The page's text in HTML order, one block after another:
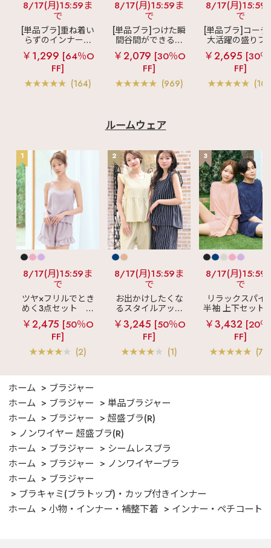
8/17(月)15:59ま
で
[単品ブラ]重ね着い
らずのインナーブ
ラ
リッチバスト
ブラトップ (ワイヤ
ー入り)
￥1,299 [64％O
FF]
(164)
8/17(月)15:59ま
で
[単品ブラ]つけた瞬
間谷間ができるシ
ームレスブラ
超
盛ブラ(R) シームレ
ス 単品ブラジャー
￥2,079 [30％O
FF]
(969)
8/17(月)15:59
で
[単品ブラ]コーデ
大活躍の盛りブ
ショートレン
ス ブラトップ 超
ブラ(R) 単品ブ
ャー
￥2,695 [30
FF]
ルームウェア
1
8/17(月)15:59ま
で
ツヤ×フリルでとき
めく3点セット
シ
ルキー ショートパ
ンツ 3点セット
￥2,475 [50％O
FF]
(2)
2
8/17(月)15:59ま
で
お出かけしたくな
るスタイルアップ
見え
ストライプ
フリル ロングパン
ツ 綿混 上下セット
￥3,245 [50％O
FF]
(1)
3
8/17(月)15:59
で
リラックスパイ
半袖 上下セット
女兼用サイズ)
￥3,432 [20
FF]
ホーム
ブラジャー
ホーム
ブラジャー
単品ブラジャー
ホーム
ブラジャー
超盛ブラ(R)
ノンワイヤー 超盛ブラ(R)
ホーム
ブラジャー
シームレスブラ
ホーム
ブラジャー
ノンワイヤーブラ
ホーム
ブラジャー
ブラキャミ(ブラトップ)・カップ付きインナー
ホーム
小物・インナー・補整下着 インナー・ペチコート